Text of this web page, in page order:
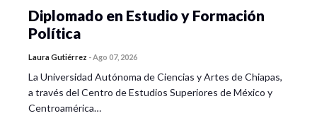
Diplomado en Estudio y Formación
Política
Laura Gutiérrez -Ago 07, 2026
La Universidad Autónoma de Ciencias y Artes de Chiapas,
a través del Centro de Estudios Superiores de México y
Centroamérica…